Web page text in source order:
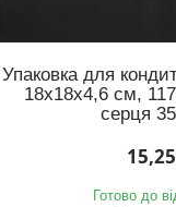
Упаковка для
18х18х4,6 см,
серця
Готово до